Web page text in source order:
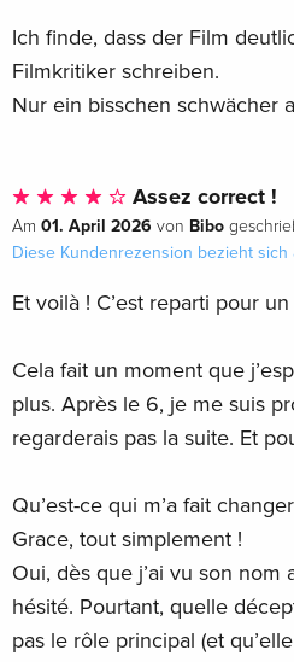
Ich finde, dass der Film
Filmkritiker schreiben.
Nur ein bisschen schwächer
Assez correct !
Am 01. April 2026 von Bibo
Diese Kundenrezension bezieht sich
Et voilà ! C’est reparti pour
Cela fait un moment que
plus. Après le 6, je me suis
regarderais pas la suite. Et
Qu’est-ce qui m’a fait
Grace, tout simplement !
Oui, dès que j’ai vu son nom
hésité. Pourtant, quelle
pas le rôle principal (et